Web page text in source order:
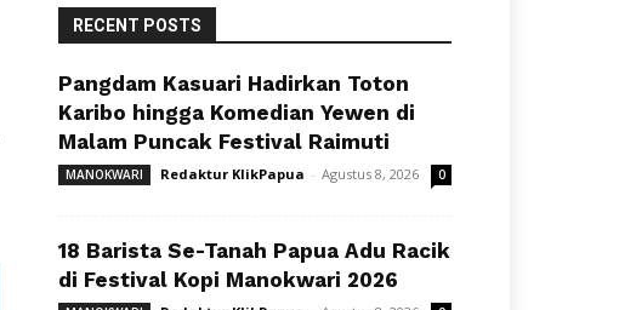
RECENT POSTS
Pangdam Kasuari Hadirkan Toton
Karibo hingga Komedian Yewen di
Malam Puncak Festival Raimuti
MANOKWARI Redaktur KlikPapua - Agustus 8, 2026 0
18 Barista Se-Tanah Papua Adu Racik
di Festival Kopi Manokwari 2026